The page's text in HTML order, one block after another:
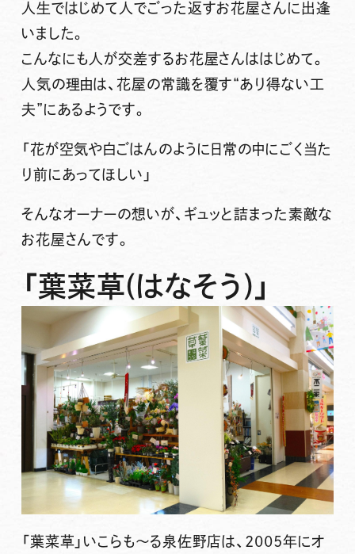
人生ではじめて人でごった返すお花屋さんに出逢
いました。
こんなにも人が交差するお花屋さんははじめて。
人気の理由は、花屋の常識を覆す“あり得ない工
夫 ”にあるようです。
「花が空気や白ごはんのように日常の中にごく当た
り前にあってほしい」
そんなオーナーの想いが、ギュッと詰まった素敵な
お花屋さんです。
「葉菜草(はなそう)」
「葉菜草」いこらも～る泉佐野店は、2005年にオ